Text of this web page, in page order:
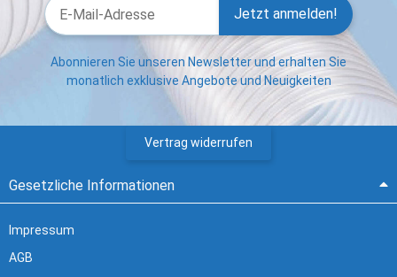
Jetzt anmelden!
Abonnieren Sie unseren Newsletter und erhalten Sie
monatlich exklusive Angebote und Neuigkeiten
Vertrag widerrufen
Gesetzliche Informationen
Impressum
AGB